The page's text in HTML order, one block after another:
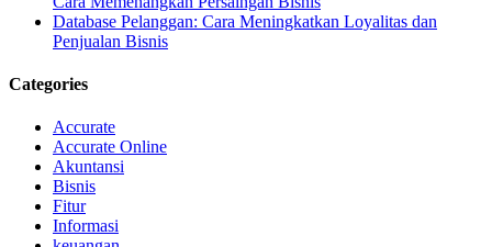
Database Pelanggan: Cara Meningkatkan Loyalitas dan
Penjualan Bisnis
Categories
Accurate
Accurate Online
Akuntansi
Bisnis
Fitur
Informasi